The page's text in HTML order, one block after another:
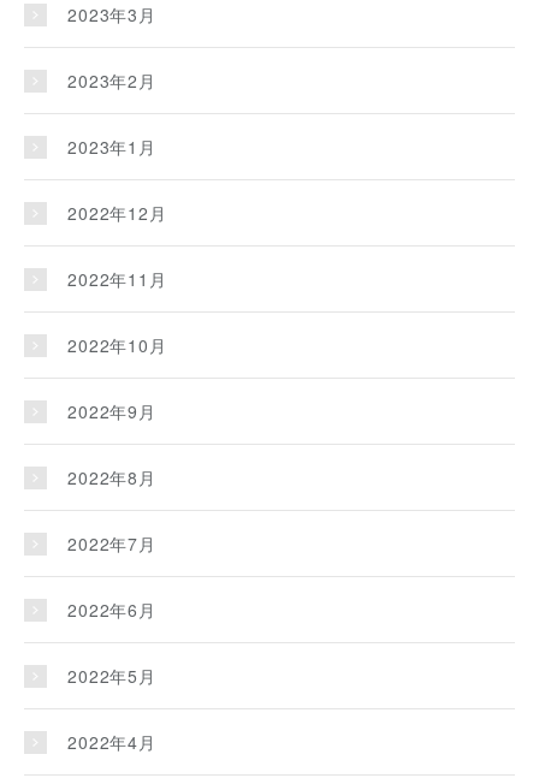
2023年3月
2023年2月
2023年1月
2022年12月
2022年11月
2022年10月
2022年9月
2022年8月
2022年7月
2022年6月
2022年5月
2022年4月